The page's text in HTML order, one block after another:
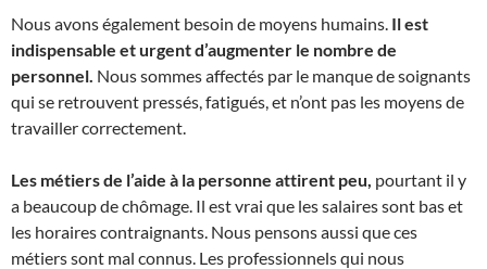
Nous avons également besoin de moyens humains. Il est
indispensable et urgent d’augmenter le nombre de
personnel. Nous sommes affectés par le manque de soignants
qui se retrouvent pressés, fatigués, et n’ont pas les moyens de
travailler correctement.
Les métiers de l’aide à la personne attirent peu, pourtant il y
a beaucoup de chômage. Il est vrai que les salaires sont bas et
les horaires contraignants. Nous pensons aussi que ces
métiers sont mal connus. Les professionnels qui nous